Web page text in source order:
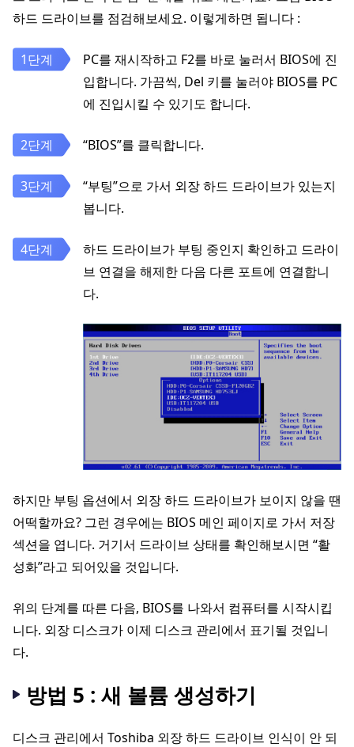
하드 드라이브를 점검해보세요. 이렇게하면 됩니다 :
PC를 재시작하고 F2를 바로 눌러서 BIOS에 진
입합니다. 가끔씩, Del 키를 눌러야 BIOS를 PC
에 진입시킬 수 있기도 합니다.
“BIOS”를 클릭합니다.
“부팅”으로 가서 외장 하드 드라이브가 있는지
봅니다.
하드 드라이브가 부팅 중인지 확인하고 드라이
브 연결을 해제한 다음 다른 포트에 연결합니
다.
하지만 부팅 옵션에서 외장 하드 드라이브가 보이지 않을 땐
어떡할까요? 그런 경우에는 BIOS 메인 페이지로 가서 저장
섹션을 엽니다. 거기서 드라이브 상태를 확인해보시면 “활
성화”라고 되어있을 것입니다.
위의 단계를 따른 다음, BIOS를 나와서 컴퓨터를 시작시킵
니다. 외장 디스크가 이제 디스크 관리에서 표기될 것입니
다.
방법 5 : 새 볼륨 생성하기
디스크 관리에서 Toshiba 외장 하드 드라이브 인식이 안 되